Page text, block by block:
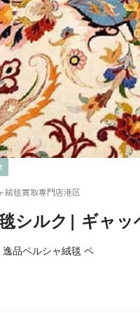
絨毯買取専門店港区
シルク| ギャッ
品ペルシャ絨毯 ペ